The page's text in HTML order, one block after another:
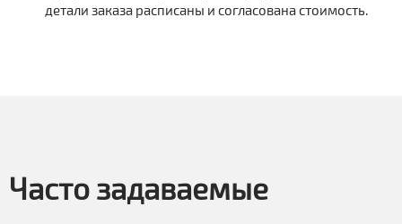
детали заказа расписаны и согласована стоимость.
Часто задаваемые